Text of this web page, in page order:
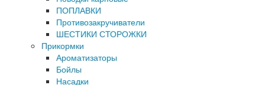
ПОПЛАВКИ
Противозакручиватели
ШЕСТИКИ СТОРОЖКИ
Прикормки
Ароматизаторы
Бойлы
Насадки